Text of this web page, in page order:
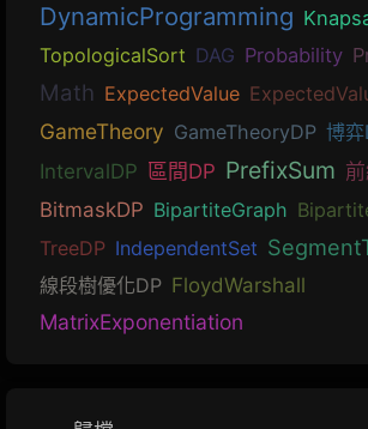
DynamicProgramming
TopologicalSort DAG Probability
Math ExpectedValue
GameTheory GameTheoryDP 博
IntervalDP 區間DP PrefixSum
BitmaskDP BipartiteGraph
TreeDP IndependentSet
線段樹優化DP FloydWarshall
MatrixExponentiation